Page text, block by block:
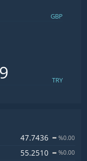
GBP
TRY
47.7436 %0.00
55.2510 %0.00